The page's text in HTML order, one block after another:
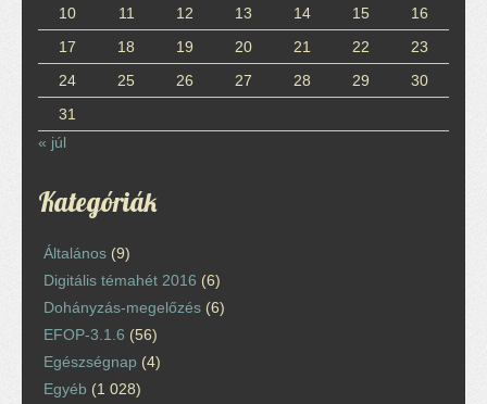
10
11 12 13 14 15
16
17
18 19 20 21 22
23
24
25 26 27 28 29
30
31
« júl
Kategóriák
Általános (9)
Digitális témahét 2016 (6)
Dohányzás-megelőzés (6)
EFOP-3.1.6 (56)
Egészségnap (4)
Egyéb (1 028)